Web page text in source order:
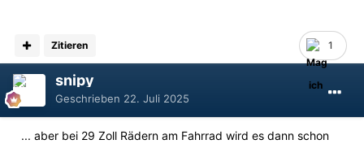
1
Zitieren
snipy
Geschrieben 22. Juli 2025
... aber bei 29 Zoll Rädern am Fahrrad wird es dann schon